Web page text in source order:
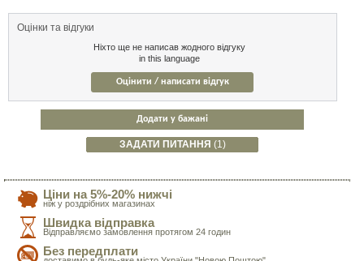
Оцінки та відгуки
Ніхто ще не написав жодного відгуку
in this language
Оцінити / написати відгук
Додати у бажані
ЗАДАТИ ПИТАННЯ (1)
Ціни на 5%-20% нижчі
ніж у роздрібних магазинах
Швидка відправка
Відправляємо замовлення протягом 24 годин
Без передплати